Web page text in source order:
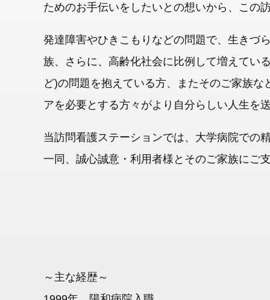
ためのお手伝いをしたいとの想いから、この
発達障害やひきこもりなどの問題で、生きづ
族、さらに、高齢化社会に比例して増えてい
ど)の問題を抱えている方、またそのご家族
アを必要とする方々がより自分らしい人生を
当訪問看護ステーションでは、大学病院での
一同、誠心誠意・利用者様とそのご家族にご
～主な経歴～